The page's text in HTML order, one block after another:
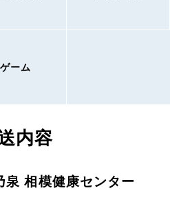
ゲーム
内容
泉 相模健康センター